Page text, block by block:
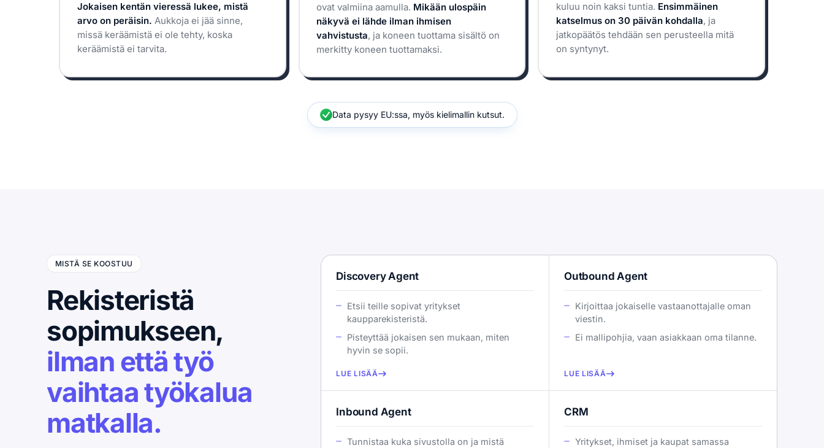
Jokaisen kentän vieressä lukee, mistä
arvo on peräisin. Aukkoja ei jää sinne,
missä keräämistä ei ole tehty, koska
keräämistä ei tarvita.
ovat valmiina aamulla. Mikään ulospäin
näkyvä ei lähde ilman ihmisen
vahvistusta, ja koneen tuottama sisältö on
merkitty koneen tuottamaksi.
kuluu noin kaksi tuntia. Ensimmäinen
katselmus on 30 päivän kohdalla, ja
jatkopäätös tehdään sen perusteella mitä
on syntynyt.
Data pysyy EU:ssa, myös kielimallin kutsut.
MISTÄ SE KOOSTUU
Rekisteristä
sopimukseen,
ilman että työ
vaihtaa työkalua
matkalla.
Discovery Agent
Etsii teille sopivat yritykset
kaupparekisteristä.
Pisteyttää jokaisen sen mukaan, miten
hyvin se sopii.
LUE LISÄÄ
Outbound Agent
Kirjoittaa jokaiselle vastaanottajalle oman
viestin.
Ei mallipohjia, vaan asiakkaan oma tilanne.
LUE LISÄÄ
Inbound Agent
Tunnistaa kuka sivustolla on ja mistä
CRM
Yritykset, ihmiset ja kaupat samassa